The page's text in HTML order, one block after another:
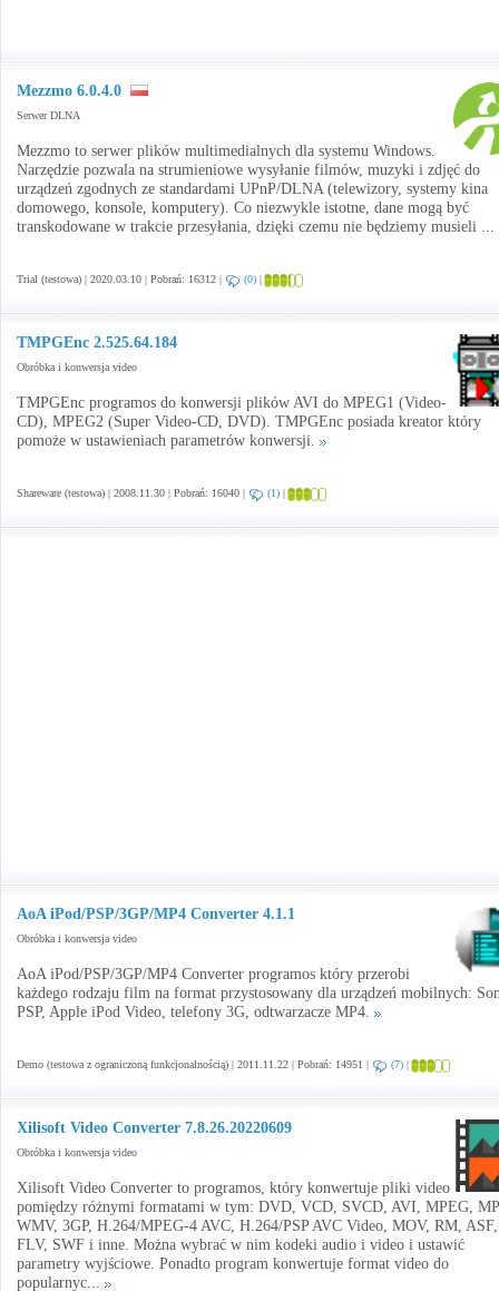
Mezzmo 6.0.4.0
Serwer DLNA
Mezzmo to serwer plików multimedialnych dla systemu Windows.
Narzędzie pozwala na strumieniowe wysyłanie filmów, muzyki i zdjęć do
urządzeń zgodnych ze standardami UPnP/DLNA (telewizory, systemy kina
domowego, konsole, komputery). Co niezwykle istotne, dane mogą być
transkodowane w trakcie przesyłania, dzięki czemu nie będziemy musieli ...
Trial (testowa) | 2020.03.10 | Pobrań: 16312 | (0) |
TMPGEnc 2.525.64.184
Obróbka i konwersja video
TMPGEnc programos do konwersji plików AVI do MPEG1 (Video-
CD), MPEG2 (Super Video-CD, DVD). TMPGEnc posiada kreator który
pomoże w ustawieniach parametrów konwersji.
Shareware (testowa) | 2008.11.30 | Pobrań: 16040 | (1) |
AoA iPod/PSP/3GP/MP4 Converter 4.1.1
Obróbka i konwersja video
AoA iPod/PSP/3GP/MP4 Converter programos który przerobi
każdego rodzaju film na format przystosowany dla urządzeń mobilnych:
PSP, Apple iPod Video, telefony 3G, odtwarzacze MP4.
Demo (testowa z ograniczoną funkcjonalnością) | 2011.11.22 | Pobrań: 14951 | (7) |
Xilisoft Video Converter 7.8.26.20220609
Obróbka i konwersja video
Xilisoft Video Converter to programos, który konwertuje pliki video
pomiędzy różnymi formatami w tym: DVD, VCD, SVCD, AVI, MPEG,
WMV, 3GP, H.264/MPEG-4 AVC, H.264/PSP AVC Video, MOV, RM, ASF,
FLV, SWF i inne. Można wybrać w nim kodeki audio i video i ustawić
parametry wyjściowe. Ponadto program konwertuje format video do
popularnyc...